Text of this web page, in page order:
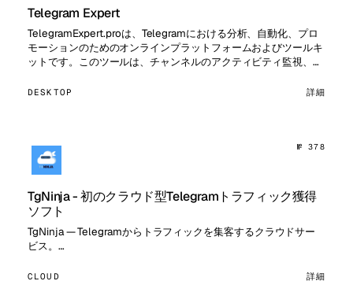
Telegram Expert
TelegramExpert.proは、Telegramにおける分析、自動化、プロ
モーションのためのオンラインプラットフォームおよびツールキ
ットです。このツールは、チャンネルのアクティビティ監視、オ
DESKTOP 詳細
№ 378
TgNinja - 初のクラウド型Telegramトラフィック獲得
ソフト
TgNinja — Telegramからトラフィックを集客するクラウドサー
ビス。…
CLOUD 詳細